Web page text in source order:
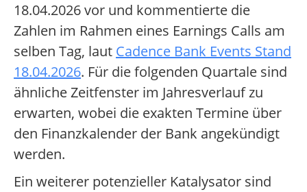
18.04.2026 vor und kommentierte die
Zahlen im Rahmen eines Earnings Calls am
selben Tag, laut Cadence Bank Events Stand
18.04.2026. Für die folgenden Quartale sind
ähnliche Zeitfenster im Jahresverlauf zu
erwarten, wobei die exakten Termine über
den Finanzkalender der Bank angekündigt
werden.
Ein weiterer potenzieller Katalysator sind